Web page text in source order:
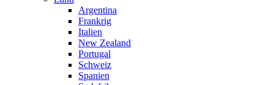
Argentina
Frankrig
Italien
New Zealand
Portugal
Schweiz
Spanien